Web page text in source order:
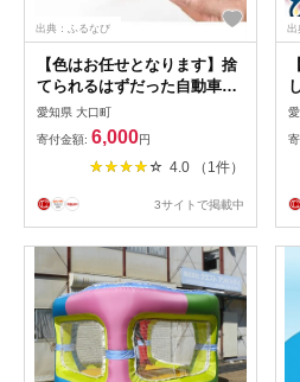
出典：ふるなび
【色はお任せとなります】捨
てられるはずだった自動車用
シートベルトで作ったスリム
で丈夫なペンケース
【1547725】
愛知県 大口町
寄付金額: 6,000円
4.0 （1件）
3サイトで掲載中
出